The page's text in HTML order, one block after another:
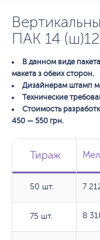
ПАК 14
В данном виде
макета з обеих сторон.
Дизайнерам штамп
Технические
Стоимость
450 — 550 грн.
Тираж
50 шт.
75 шт.
Тираж
Тираж
50 шт. 7
75 шт. 8